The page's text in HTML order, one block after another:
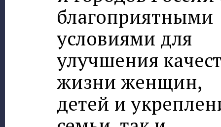
благоприятными
условиями для
улучшения
жизни женщин,
детей и